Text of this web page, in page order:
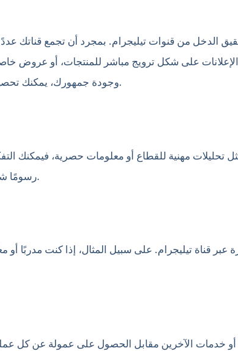
الدخل من قنوات تيليجرام. بمجرد أن تجمع قناتك
الإعلانات على شكل ترويج مباشر للمنتجات، أو عروض
وجودة جمهورك، يمكنك تحصيل الأجور مقابل كل منشور أو من خلال اشتراك شهري.
تحليلات مهنية للقطاع أو معلومات حصرية، فيمكنك
رسومًا شهرية للحصول على حق الوصول إلى المحتوى الحصري.
قناة تيليجرام. على سبيل المثال، إذا كنت مدربًا أو
أو خدمات الآخرين مقابل الحصول على عمولة عن كل